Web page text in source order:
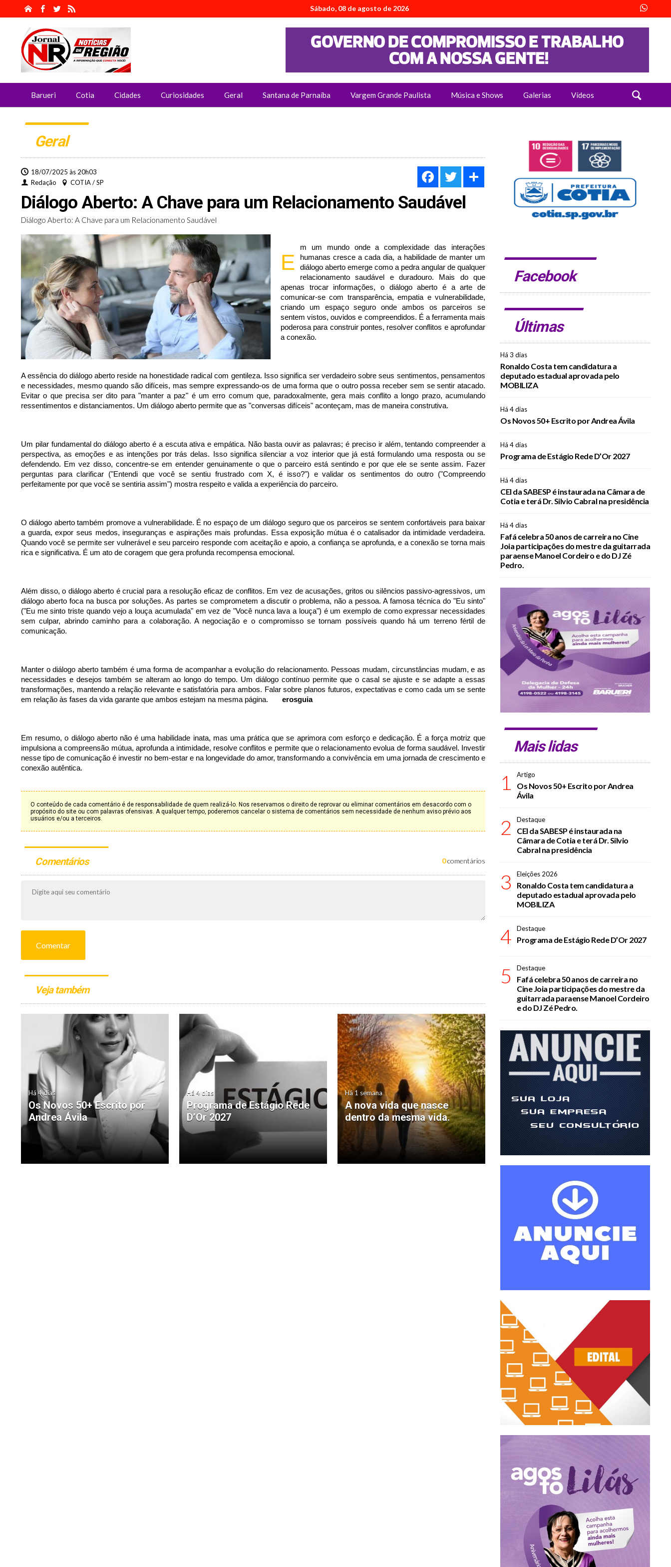
Sábado, 08 de agosto de 2026
Barueri Cotia Cidades Curiosidades Geral Santana de Parnaíba Vargem Grande Paulista Música e Shows Galerias Vídeos
Geral
18/07/2025 às 20h03
Redação
COTIA / SP
FacebookTwitter
Diálogo Aberto: A Chave para um Relacionamento Saudável
Diálogo Aberto: A Chave para um Relacionamento Saudável
E
m um mundo onde a complexidade das interações
humanas cresce a cada dia, a habilidade de manter um
diálogo aberto emerge como a pedra angular de qualquer
relacionamento saudável e duradouro. Mais do que
apenas trocar informações, o diálogo aberto é a arte de
comunicar-se com transparência, empatia e vulnerabilidade,
criando um espaço seguro onde ambos os parceiros se
sentem vistos, ouvidos e compreendidos. É a ferramenta mais
poderosa para construir pontes, resolver conflitos e aprofundar
a conexão.
A essência do diálogo aberto reside na honestidade radical com gentileza. Isso significa ser verdadeiro sobre seus sentimentos, pensamentos
e necessidades, mesmo quando são difíceis, mas sempre expressando-os de uma forma que o outro possa receber sem se sentir atacado.
Evitar o que precisa ser dito para "manter a paz" é um erro comum que, paradoxalmente, gera mais conflito a longo prazo, acumulando
ressentimentos e distanciamentos. Um diálogo aberto permite que as "conversas difíceis" aconteçam, mas de maneira construtiva.
Um pilar fundamental do diálogo aberto é a escuta ativa e empática. Não basta ouvir as palavras; é preciso ir além, tentando compreender a
perspectiva, as emoções e as intenções por trás delas. Isso significa silenciar a voz interior que já está formulando uma resposta ou se
defendendo. Em vez disso, concentre-se em entender genuinamente o que o parceiro está sentindo e por que ele se sente assim. Fazer
perguntas para clarificar ("Entendi que você se sentiu frustrado com X, é isso?") e validar os sentimentos do outro ("Compreendo
perfeitamente por que você se sentiria assim") mostra respeito e valida a experiência do parceiro.
O diálogo aberto também promove a vulnerabilidade. É no espaço de um diálogo seguro que os parceiros se sentem confortáveis para baixar
a guarda, expor seus medos, inseguranças e aspirações mais profundas. Essa exposição mútua é o catalisador da intimidade verdadeira.
Quando você se permite ser vulnerável e seu parceiro responde com aceitação e apoio, a confiança se aprofunda, e a conexão se torna mais
rica e significativa. É um ato de coragem que gera profunda recompensa emocional.
Além disso, o diálogo aberto é crucial para a resolução eficaz de conflitos. Em vez de acusações, gritos ou silêncios passivo-agressivos, um
diálogo aberto foca na busca por soluções. As partes se comprometem a discutir o problema, não a pessoa. A famosa técnica do "Eu sinto"
("Eu me sinto triste quando vejo a louça acumulada" em vez de "Você nunca lava a louça") é um exemplo de como expressar necessidades
sem culpar, abrindo caminho para a colaboração. A negociação e o compromisso se tornam possíveis quando há um terreno fértil de
comunicação.
Manter o diálogo aberto também é uma forma de acompanhar a evolução do relacionamento. Pessoas mudam, circunstâncias mudam, e as
necessidades e desejos também se alteram ao longo do tempo. Um diálogo contínuo permite que o casal se ajuste e se adapte a essas
transformações, mantendo a relação relevante e satisfatória para ambos. Falar sobre planos futuros, expectativas e como cada um se sente
em relação às fases da vida garante que ambos estejam na mesma página. erosguia
Em resumo, o diálogo aberto não é uma habilidade inata, mas uma prática que se aprimora com esforço e dedicação. É a força motriz que
impulsiona a compreensão mútua, aprofunda a intimidade, resolve conflitos e permite que o relacionamento evolua de forma saudável. Investir
nesse tipo de comunicação é investir no bem-estar e na longevidade do amor, transformando a convivência em uma jornada de crescimento e
conexão autêntica.
O conteúdo de cada comentário é de responsabilidade de quem realizá-lo. Nos reservamos o direito de reprovar ou eliminar comentários em desacordo com o
propósito do site ou com palavras ofensivas. A qualquer tempo, poderemos cancelar o sistema de comentários sem necessidade de nenhum aviso prévio aos
usuários e/ou a terceiros.
Comentários 0comentários
Comentar
Veja também
Há 4 dias
Os Novos 50+ Escrito por
Andrea Ávila
Há 4 dias
Programa de Estágio Rede
D’Or 2027
Há 1 semana
A nova vida que nasce
dentro da mesma vida.
Facebook
Últimas
Há 3 dias
Ronaldo Costa tem candidatura a
deputado estadual aprovada pelo
MOBILIZA
Há 4 dias
Os Novos 50+ Escrito por Andrea Ávila
Há 4 dias
Programa de Estágio Rede D’Or 2027
Há 4 dias
CEI da SABESP é instaurada na Câmara de
Cotia e terá Dr. Silvio Cabral na presidência
Há 4 dias
Fafá celebra 50 anos de carreira no Cine
Joia participações do mestre da guitarrada
paraense Manoel Cordeiro e do DJ Zé
Pedro.
Mais lidas
1 Artigo
Os Novos 50+ Escrito por Andrea
Ávila
2 Destaque
CEI da SABESP é instaurada na
Câmara de Cotia e terá Dr. Silvio
Cabral na presidência
3 Eleições 2026
Ronaldo Costa tem candidatura a
deputado estadual aprovada pelo
MOBILIZA
4 Destaque
Programa de Estágio Rede D’Or 2027
5 Destaque
Fafá celebra 50 anos de carreira no
Cine Joia participações do mestre da
guitarrada paraense Manoel Cordeiro
e do DJ Zé Pedro.